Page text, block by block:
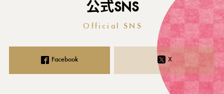
公式SNS
Official SNS
Facebook X